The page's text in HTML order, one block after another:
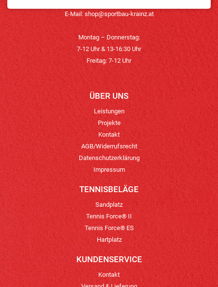
E-Mail:shop@sportbau-krainz.at
Montag – Donnerstag:
7-12 Uhr & 13-16:30 Uhr
Freitag: 7-12 Uhr
ÜBER UNS
Leistungen
Projekte
Kontakt
AGB/Widerrufsrecht
Datenschutzerklärung
Impressum
TENNISBELÄGE
Sandplatz
Tennis Force® II
Tennis Force® ES
Hartplatz
KUNDENSERVICE
Kontakt